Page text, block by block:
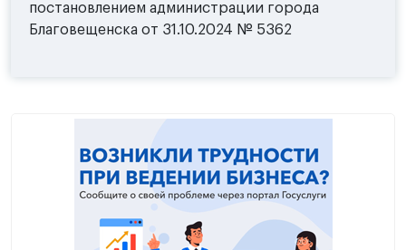
постановлением администрации города
Благовещенска от 31.10.2024 № 5362